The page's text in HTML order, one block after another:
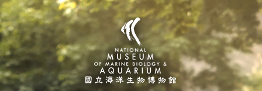
跳到主要內容區塊